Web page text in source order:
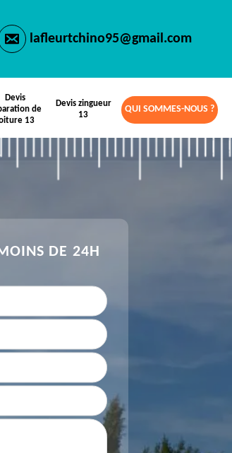
lafleurtchino95@gmail.com
Devis
de
13
Devis zingueur
13
QUI SOMMES-NOUS ?
DE 24H